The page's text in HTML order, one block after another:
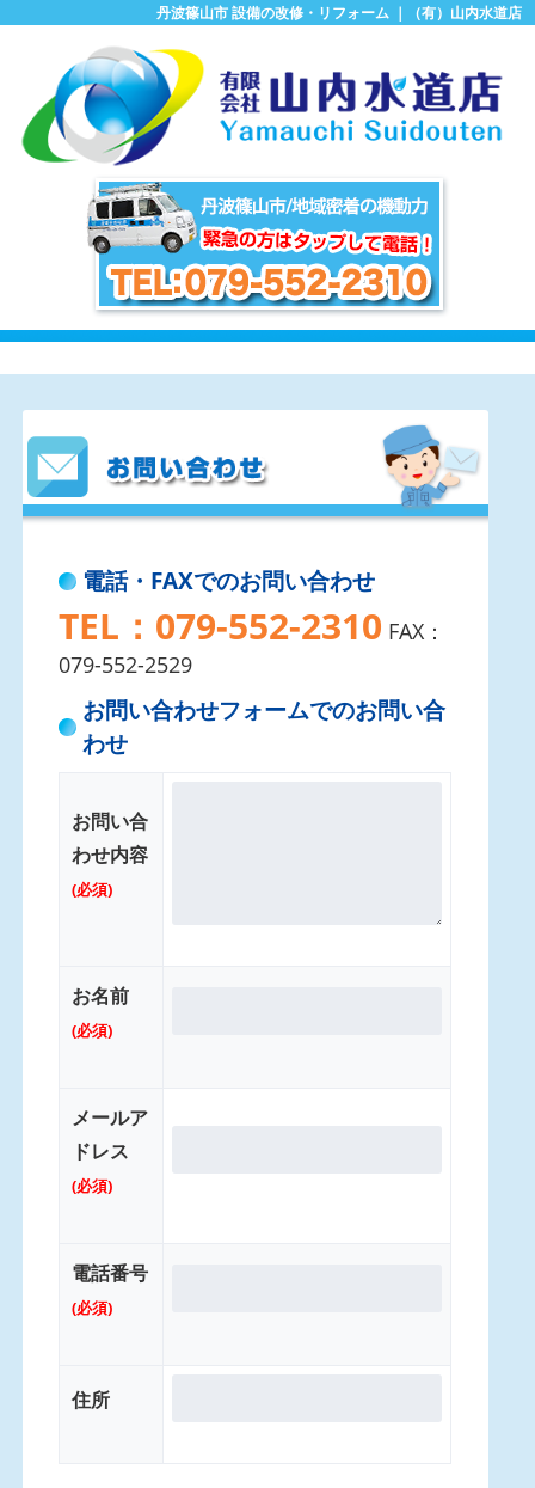
丹波篠山市 設備の改修・リフォーム ｜（有）山内水道店
電話・FAXでのお問い合わせ
TEL：079-552-2310 FAX：
079-552-2529
お問い合わせフォームでのお問い合
わせ
お問い合
わせ内容
(必須)
お名前
(必須)
メールア
ドレス
(必須)
電話番号
(必須)
住所